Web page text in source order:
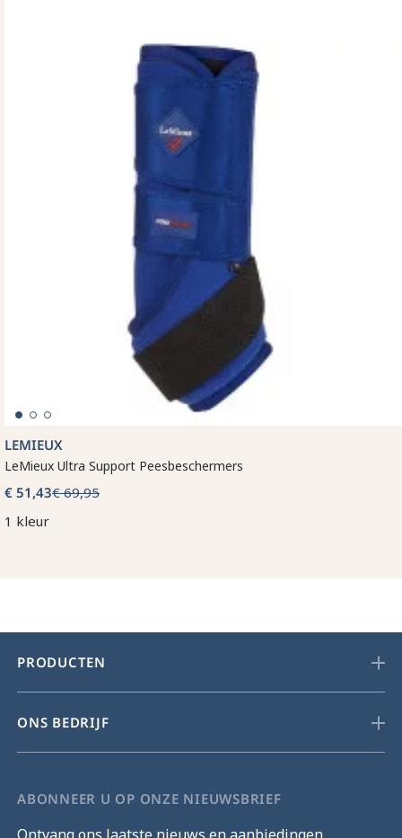
LEMIEUX
LeMieux Ultra Support Peesbeschermers
€ 51,43€ 69,95
1 kleur
PRODUCTEN
ONS BEDRIJF
ABONNEER U OP ONZE NIEUWSBRIEF